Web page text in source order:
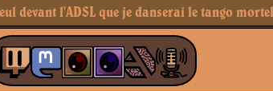
devant l'ADSL que je danserai le tango